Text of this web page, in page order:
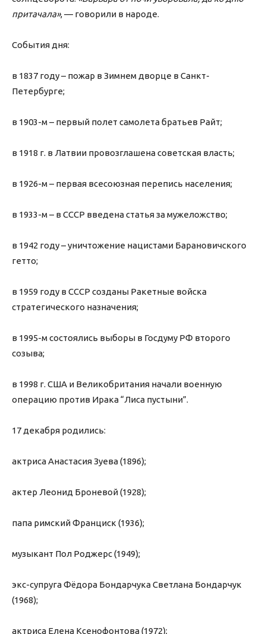
притачала», — говорили в народе.
События дня:
в 1837 году – пожар в Зимнем дворце в Санкт-
Петербурге;
в 1903-м – первый полет самолета братьев Райт;
в 1918 г. в Латвии провозглашена советская власть;
в 1926-м – первая всесоюзная перепись населения;
в 1933-м – в СССР введена статья за мужеложство;
в 1942 году – уничтожение нацистами Барановичского
гетто;
в 1959 году в СССР созданы Ракетные войска
стратегического назначения;
в 1995-м состоялись выборы в Госдуму РФ второго
созыва;
в 1998 г. США и Великобритания начали военную
операцию против Ирака “Лиса пустыни”.
17 декабря родились:
актриса Анастасия Зуева (1896);
актер Леонид Броневой (1928);
папа римский Франциск (1936);
музыкант Пол Роджерс (1949);
экс-супруга Фёдора Бондарчука Светлана Бондарчук
(1968);
актриса Елена Ксенофонтова (1972);